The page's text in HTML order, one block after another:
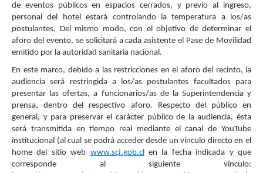
de eventos públicos en espacios cerrados, y previo al ingreso,
personal del hotel estará controlando la temperatura a los/as
postulantes. Del mismo modo, con el objetivo de determinar el
aforo del evento, se solicitará a cada asistente el Pase de Movilidad
emitido por la autoridad sanitaria nacional.
En este marco, debido a las restricciones en el aforo del recinto, la
audiencia será restringida a los/as postulantes facultados para
presentar las ofertas, a funcionarios/as de la Superintendencia y
prensa, dentro del respectivo aforo. Respecto del público en
general, y para preservar el carácter público de la audiencia, ésta
será transmitida en tiempo real mediante el canal de YouTube
institucional (al cual se podrá acceder desde un vínculo directo en el
home del sitio web www.scj.gob.clen la fecha indicada y que
corresponde al siguiente vínculo: